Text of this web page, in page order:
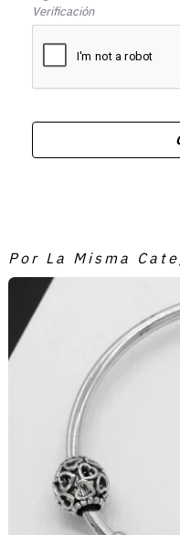
Verificación
Por La Misma